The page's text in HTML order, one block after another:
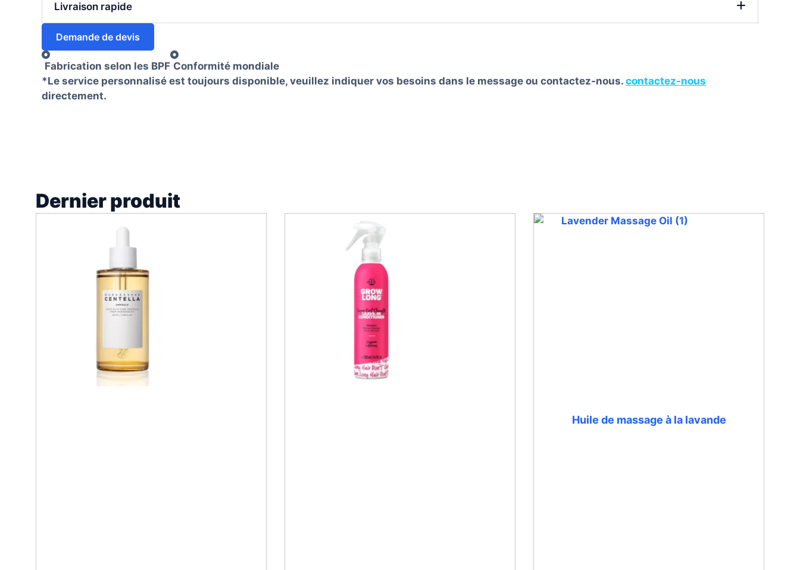
Livraison rapide
Demande de devis
Fabrication selon les BPF Conformité mondiale
*Le service personnalisé est toujours disponible, veuillez indiquer vos besoins dans le message ou contactez-nous. contactez-nous
directement.
Dernier produit
Huile de massage à la lavande